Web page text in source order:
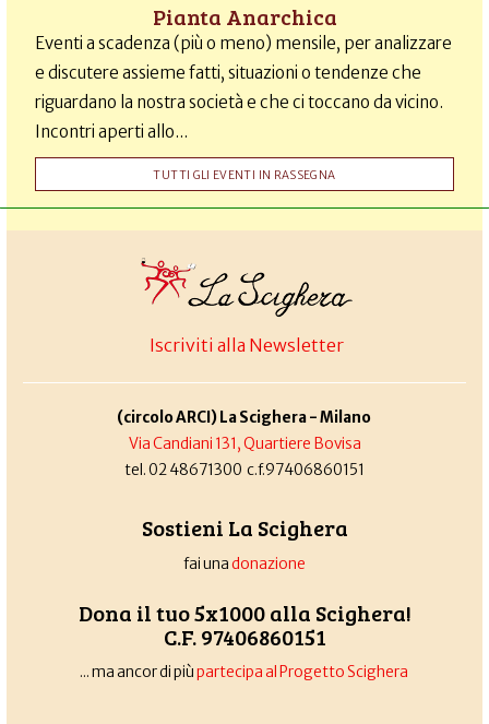
Pianta Anarchica
Eventi a scadenza (più o meno) mensile, per analizzare
e discutere assieme fatti, situazioni o tendenze che
riguardano la nostra società e che ci toccano da vicino.
Incontri aperti allo...
TUTTI GLI EVENTI IN RASSEGNA
Iscriviti alla Newsletter
(circolo ARCI) La Scighera - Milano
Via Candiani 131, Quartiere Bovisa
tel. 02 48671300 c.f.97406860151
Sostieni La Scighera
fai unadonazione
Dona il tuo 5x1000 alla Scighera!
C.F. 97406860151
... ma ancor di piùpartecipa al Progetto Scighera